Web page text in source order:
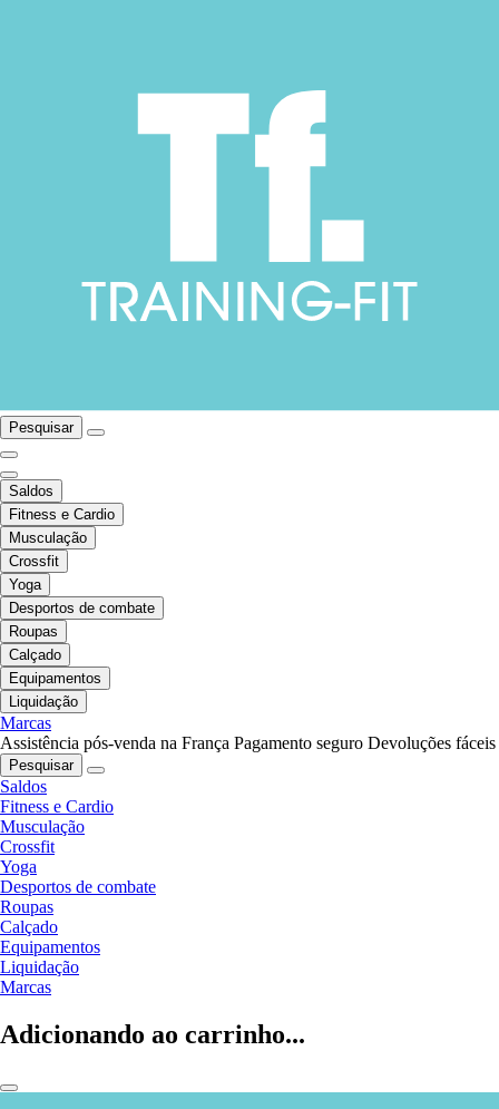
Pesquisar
Saldos
Fitness e Cardio
Musculação
Crossfit
Yoga
Desportos de combate
Roupas
Calçado
Equipamentos
Liquidação
Marcas
Assistência pós-venda na França Pagamento seguro Devoluções fáceis
Pesquisar
Saldos
Fitness e Cardio
Musculação
Crossfit
Yoga
Desportos de combate
Roupas
Calçado
Equipamentos
Liquidação
Marcas
Adicionando ao carrinho...